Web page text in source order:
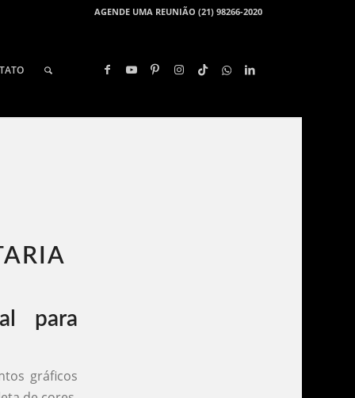
AGENDE UMA REUNIÃO (21) 98266-2020
para
gráficos